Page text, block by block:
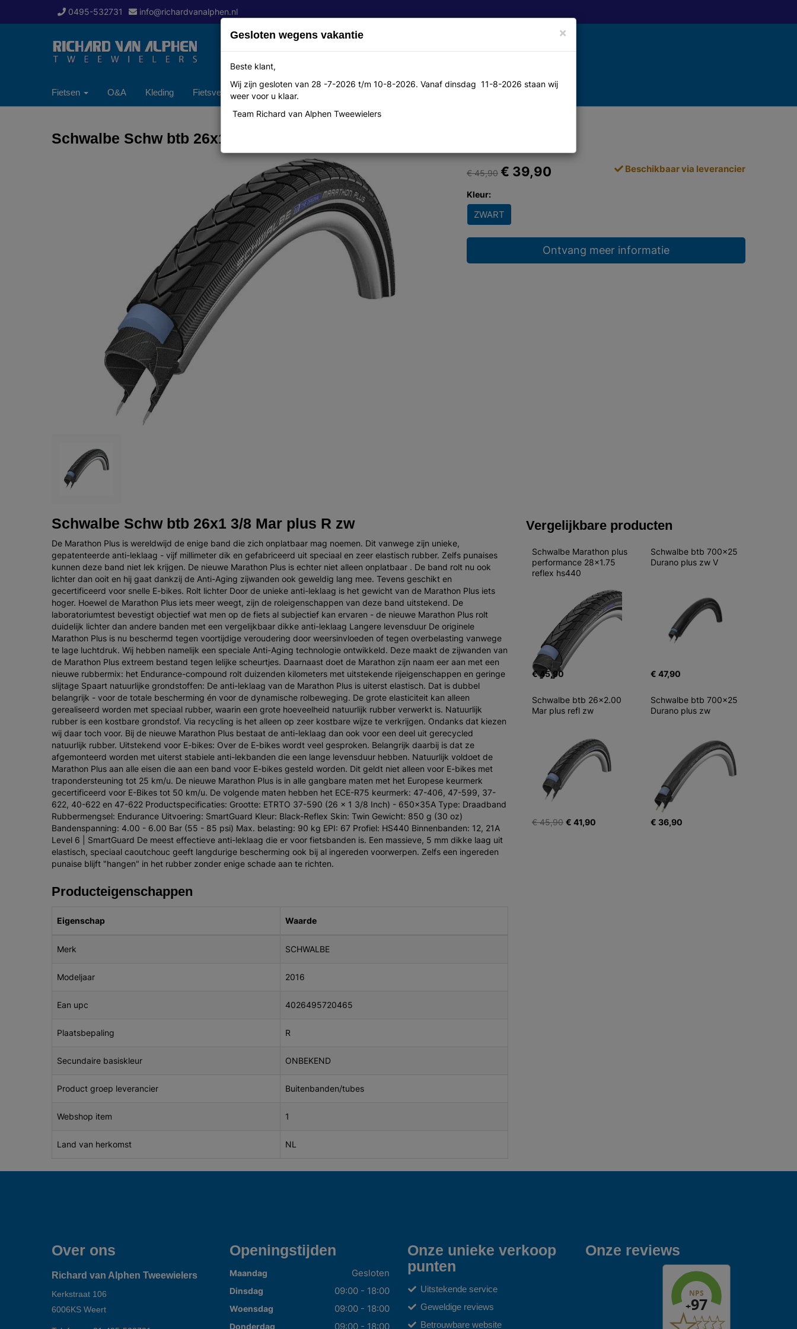
0495-532731 info@richardvanalphen.nl
Fietsen O&A Kleding Fietsverzekering Over ons Contact
Schwalbe Schw btb 26x1 3/8 Mar plus R zw
€ 45,90 € 39,90 Beschikbaar via leverancier
Kleur:
ZWART
Ontvang meer informatie
Schwalbe Schw btb 26x1 3/8 Mar plus R zw
De Marathon Plus is wereldwijd de enige band die zich onplatbaar mag noemen. Dit vanwege zijn unieke,
gepatenteerde anti-leklaag - vijf millimeter dik en gefabriceerd uit speciaal en zeer elastisch rubber. Zelfs punaises
kunnen deze band niet lek krijgen. De nieuwe Marathon Plus is echter niet alleen onplatbaar . De band rolt nu ook
lichter dan ooit en hij gaat dankzij de Anti-Aging zijwanden ook geweldig lang mee. Tevens geschikt en
gecertificeerd voor snelle E-bikes. Rolt lichter Door de unieke anti-leklaag is het gewicht van de Marathon Plus iets
hoger. Hoewel de Marathon Plus iets meer weegt, zijn de roleigenschappen van deze band uitstekend. De
laboratoriumtest bevestigt objectief wat men op de fiets al subjectief kan ervaren - de nieuwe Marathon Plus rolt
duidelijk lichter dan andere banden met een vergelijkbaar dikke anti-leklaag Langere levensduur De originele
Marathon Plus is nu beschermd tegen voortijdige veroudering door weersinvloeden of tegen overbelasting vanwege
te lage luchtdruk. Wij hebben namelijk een speciale Anti-Aging technologie ontwikkeld. Deze maakt de zijwanden van
de Marathon Plus extreem bestand tegen lelijke scheurtjes. Daarnaast doet de Marathon zijn naam eer aan met een
nieuwe rubbermix: het Endurance-compound rolt duizenden kilometers met uitstekende rijeigenschappen en geringe
slijtage Spaart natuurlijke grondstoffen: De anti-leklaag van de Marathon Plus is uiterst elastisch. Dat is dubbel
belangrijk - voor de totale bescherming én voor de dynamische rolbeweging. De grote elasticiteit kan alleen
gerealiseerd worden met speciaal rubber, waarin een grote hoeveelheid natuurlijk rubber verwerkt is. Natuurlijk
rubber is een kostbare grondstof. Via recycling is het alleen op zeer kostbare wijze te verkrijgen. Ondanks dat kiezen
wij daar toch voor. Bij de nieuwe Marathon Plus bestaat de anti-leklaag dan ook voor een deel uit gerecycled
natuurlijk rubber. Uitstekend voor E-bikes: Over de E-bikes wordt veel gesproken. Belangrijk daarbij is dat ze
afgemonteerd worden met uiterst stabiele anti-lekbanden die een lange levensduur hebben. Natuurlijk voldoet de
Marathon Plus aan alle eisen die aan een band voor E-bikes gesteld worden. Dit geldt niet alleen voor E-bikes met
trapondersteuning tot 25 km/u. De nieuwe Marathon Plus is in alle gangbare maten met het Europese keurmerk
gecertificeerd voor E-Bikes tot 50 km/u. De volgende maten hebben het ECE-R75 keurmerk: 47-406, 47-599, 37-
622, 40-622 en 47-622 Productspecificaties: Grootte: ETRTO 37-590 (26 x 1 3/8 Inch) - 650x35A Type: Draadband
Rubbermengsel: Endurance Uitvoering: SmartGuard Kleur: Black-Reflex Skin: Twin Gewicht: 850 g (30 oz)
Bandenspanning: 4.00 - 6.00 Bar (55 - 85 psi) Max. belasting: 90 kg EPI: 67 Profiel: HS440 Binnenbanden: 12, 21A
Level 6 | SmartGuard De meest effectieve anti-leklaag die er voor fietsbanden is. Een massieve, 5 mm dikke laag uit
elastisch, speciaal caoutchouc geeft langdurige bescherming ook bij al ingereden voorwerpen. Zelfs een ingereden
punaise blijft "hangen" in het rubber zonder enige schade aan te richten.
Producteigenschappen
Eigenschap Waarde
Merk SCHWALBE
Modeljaar 2016
Ean upc 4026495720465
Plaatsbepaling R
Secundaire basiskleur ONBEKEND
Product groep leverancier Buitenbanden/tubes
Webshop item 1
Land van herkomst NL
Vergelijkbare producten
Schwalbe Marathon plus
performance 28x1.75
reflex hs440
€ 45,90
Schwalbe btb 700x25
Durano plus zw V
€ 47,90
Schwalbe btb 26x2.00
Mar plus refl zw
€ 45,90 € 41,90
Schwalbe btb 700x25
Durano plus zw
€ 36,90
Over ons
Richard van Alphen Tweewielers
Kerkstraat 106
6006KS Weert
Openingstijden
Maandag Gesloten
Dinsdag 09:00 - 18:00
Woensdag 09:00 - 18:00
Donderdag 09:00 - 18:00
Onze unieke verkoop
punten
Uitstekende service
Geweldige reviews
Betrouwbare website
Onze reviews
×
Gesloten wegens vakantie
Beste klant,
Wij zijn gesloten van 28 -7-2026 t/m 10-8-2026. Vanaf dinsdag 11-8-2026 staan wij
weer voor u klaar.
Team Richard van Alphen Tweewielers